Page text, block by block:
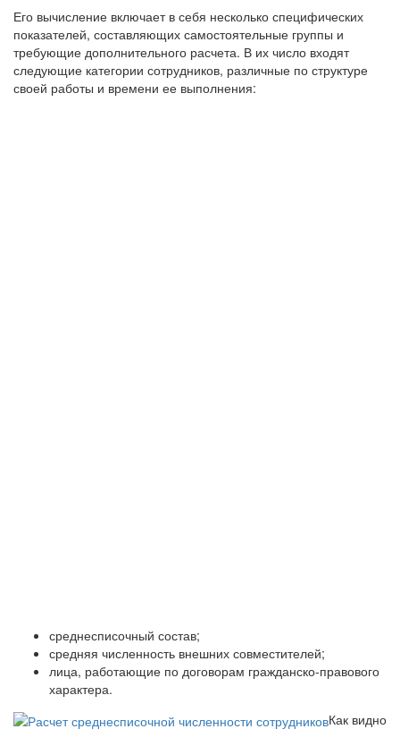
Его вычисление включает в себя несколько специфических
показателей, составляющих самостоятельные группы и
требующие дополнительного расчета. В их число входят
следующие категории сотрудников, различные по структуре
своей работы и времени ее выполнения:
среднесписочный состав;
средняя численность внешних совместителей;
лица, работающие по договорам гражданско-правового
характера.
Как видно